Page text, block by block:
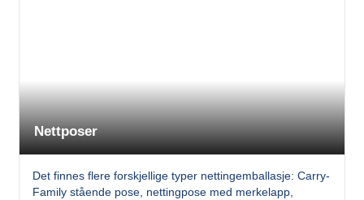
Nettposer
Det finnes flere forskjellige typer nettingemballasje: Carry-
Family stående pose, nettingpose med merkelapp,